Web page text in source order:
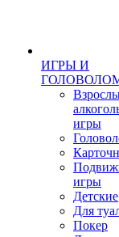
ИГРЫ И
игры
игры
Детские
Для
Покер